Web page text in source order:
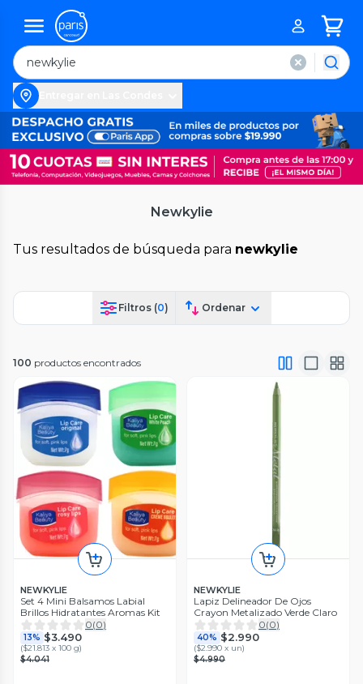
Newkylie
Tus resultados de búsqueda para newkylie
Filtros (0) Ordenar
100 productos encontrados
NEWKYLIE
Set 4 Mini Balsamos Labial
Brillos Hidratantes Aromas Kit
0(0)
13% $3.490
($21.813 x 100 g)
$4.041
NEWKYLIE
Lapiz Delineador De Ojos
Crayon Metalizado Verde Claro
0(0)
40% $2.990
($2.990 x un)
$4.990